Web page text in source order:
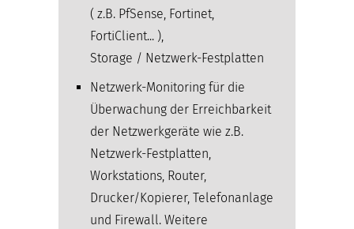
( z.B. PfSense, Fortinet,
FortiClient... ),
Storage / Netzwerk-Festplatten
Netzwerk-Monitoring für die
Überwachung der Erreichbarkeit
der Netzwerkgeräte wie z.B.
Netzwerk-Festplatten,
Workstations, Router,
Drucker/Kopierer, Telefonanlage
und Firewall. Weitere